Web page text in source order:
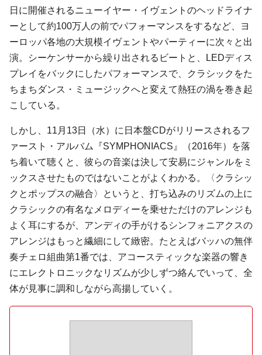
日に開催されるニューイヤー・イヴェントのヘッドライナ
ーとして約100万人の前でパフォーマンスをするなど、ヨ
ーロッパ各地の大規模イヴェントやパーティーに次々と出
演。シーケンサーから繰り出されるビートと、LEDディス
プレイをバックにしたパフォーマンスで、クラシックをた
ちまちダンス・ミュージックへと変えて熱狂の渦を巻き起
こしている。
しかし、11月13日（水）に日本盤CDがリリースされるフ
ァースト・アルバム『SYMPHONIACS』（2016年）を落
ち着いて聴くと、彼らの音楽は決して安易にジャンルをミ
ックスさせたものではないことがよくわかる。〈クラシッ
クとポップスの融合〉というと、打ち込みのリズムの上に
クラシックの有名なメロディーを乗せただけのアレンジも
よく耳にするが、アンディの手がけるシンフォニアクスの
アレンジはもっと繊細にして緻密。たとえばバッハの無伴
奏チェロ組曲第1番では、アコースティックな楽器の響き
にエレクトロニックなリズムが少しずつ絡んでいって、全
体が見事に調和しながら高揚していく。